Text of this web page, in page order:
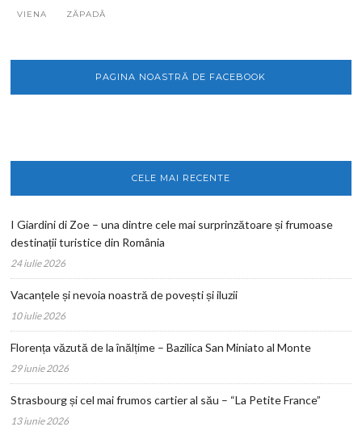
VIENA ZĂPADĂ
PAGINA NOASTRĂ DE FACEBOOK
CELE MAI RECENTE
I Giardini di Zoe – una dintre cele mai surprinzătoare și frumoase
destinații turistice din România
24 iulie 2026
Vacanțele și nevoia noastră de povești și iluzii
10 iulie 2026
Florența văzută de la înălțime – Bazilica San Miniato al Monte
29 iunie 2026
Strasbourg și cel mai frumos cartier al său – “La Petite France”
13 iunie 2026